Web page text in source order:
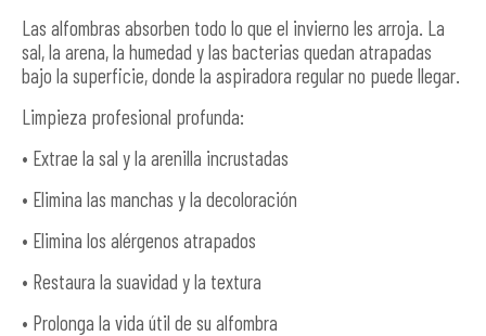
Las alfombras absorben todo lo que el invierno les arroja. La
sal, la arena, la humedad y las bacterias quedan atrapadas
bajo la superficie, donde la aspiradora regular no puede llegar.
Limpieza profesional profunda:
• Extrae la sal y la arenilla incrustadas
• Elimina las manchas y la decoloración
• Elimina los alérgenos atrapados
• Restaura la suavidad y la textura
• Prolonga la vida útil de su alfombra